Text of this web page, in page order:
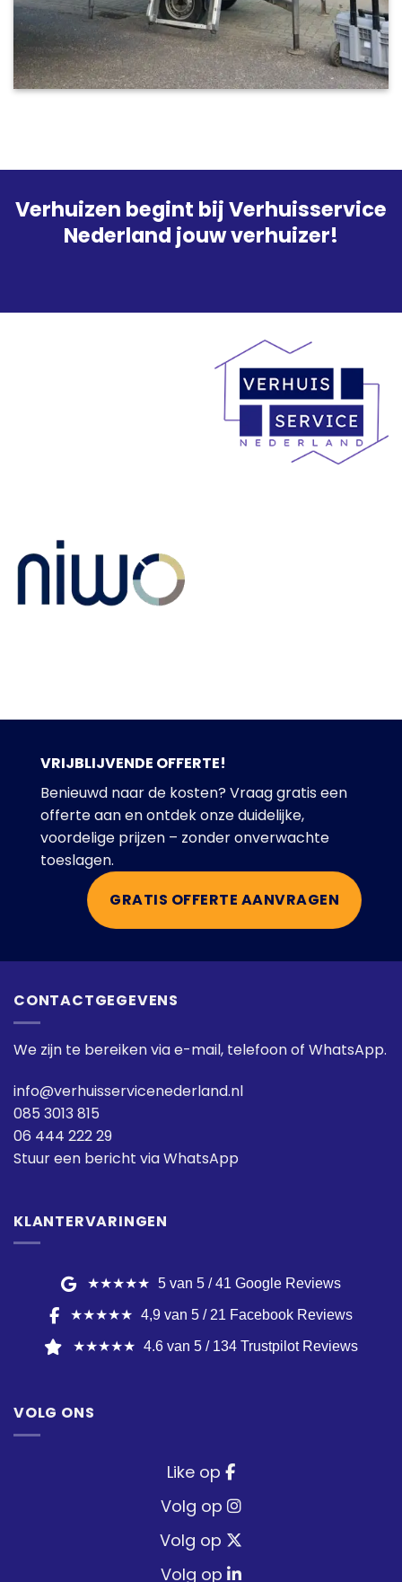
Verhuizen begint bij Verhuisservice
Nederland jouw verhuizer!
VRIJBLIJVENDE OFFERTE!
Benieuwd naar de kosten? Vraag gratis een
offerte aan en ontdek onze duidelijke,
voordelige prijzen – zonder onverwachte
toeslagen.
GRATIS OFFERTE AANVRAGEN
CONTACTGEGEVENS
We zijn te bereiken via e-mail, telefoon of WhatsApp.
info@verhuisservicenederland.nl
085 3013 815
06 444 222 29
Stuur een bericht via WhatsApp
KLANTERVARINGEN
★★★★★ 5 van 5 / 41 Google Reviews
★★★★★ 4,9 van 5 / 21 Facebook Reviews
★★★★★ 4.6 van 5 / 134 Trustpilot Reviews
VOLG ONS
Like op
Volg op
Volg op
Volg op